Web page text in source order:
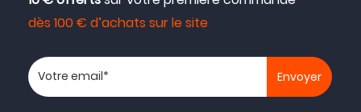
dès 100 € d’achats sur le site
Votre adresse email